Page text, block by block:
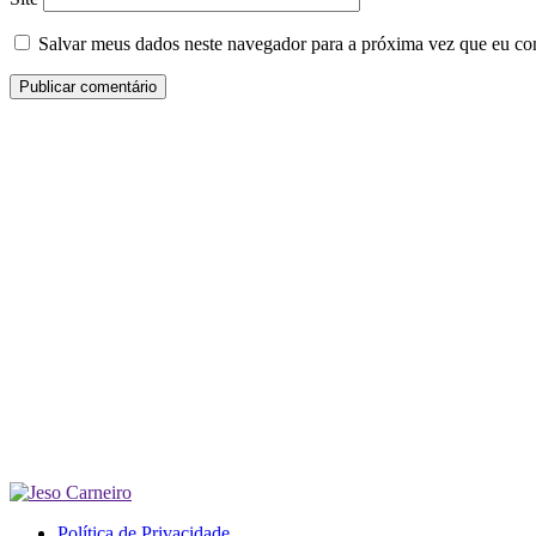
Salvar meus dados neste navegador para a próxima vez que eu